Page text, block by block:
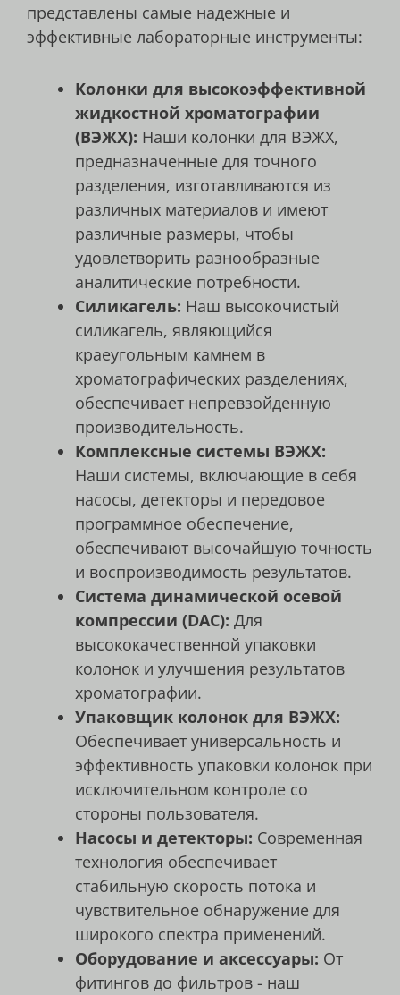
представлены самые надежные и
эффективные лабораторные инструменты:
Колонки для высокоэффективной
жидкостной хроматографии
(ВЭЖХ): Наши колонки для ВЭЖХ,
предназначенные для точного
разделения, изготавливаются из
различных материалов и имеют
различные размеры, чтобы
удовлетворить разнообразные
аналитические потребности.
Силикагель: Наш высокочистый
силикагель, являющийся
краеугольным камнем в
хроматографических разделениях,
обеспечивает непревзойденную
производительность.
Комплексные системы ВЭЖХ:
Наши системы, включающие в себя
насосы, детекторы и передовое
программное обеспечение,
обеспечивают высочайшую точность
и воспроизводимость результатов.
Система динамической осевой
компрессии (DAC): Для
высококачественной упаковки
колонок и улучшения результатов
хроматографии.
Упаковщик колонок для ВЭЖХ:
Обеспечивает универсальность и
эффективность упаковки колонок при
исключительном контроле со
стороны пользователя.
Насосы и детекторы: Современная
технология обеспечивает
стабильную скорость потока и
чувствительное обнаружение для
широкого спектра применений.
Оборудование и аксессуары: От
фитингов до фильтров - наш